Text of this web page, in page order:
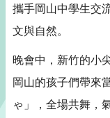
攜手岡山中學生交
文與自然。
晚會中，新竹的小
岡山的孩子們帶來
ゃ」，全場共舞，